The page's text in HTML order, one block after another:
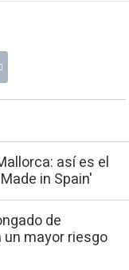
así es el
in Spain'
de
mayor riesgo